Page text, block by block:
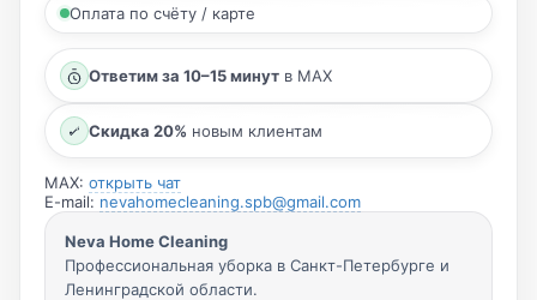
Оплата по счёту / карте
Ответим за 10–15 минут в MAX
Скидка 20% новым клиентам
MAX: открыть чат
E-mail: nevahomecleaning.spb@gmail.com
Neva Home Cleaning
Профессиональная уборка в Санкт-Петербурге и
Ленинградской области.